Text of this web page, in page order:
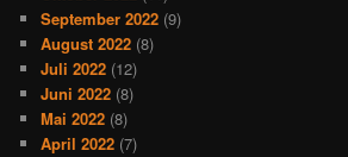
September 2022 (9)
August 2022 (8)
Juli 2022 (12)
Juni 2022 (8)
Mai 2022 (8)
April 2022 (7)